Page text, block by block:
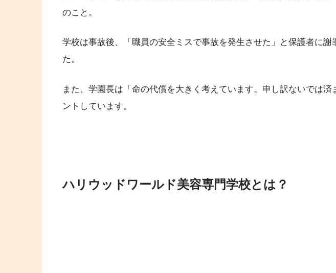
のこと。
学校は事故後、「職員の安全ミスで事故を発生させた」と保護者に謝
た。
また、学園長は「命の代償を大きく考えています。申し訳ないでは済
ントしています。
ハリウッドワールド美容専門学校とは？